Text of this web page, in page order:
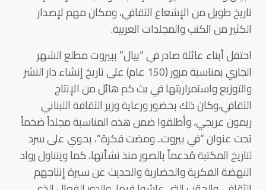
تاريخ طويل من الإشعاع الثقافي، ومكان مهم لإصدار
الكثير من الكتب والمجلدات العربية.
احتفل أبناء عائلة صادر في “بيال” ببيروت مطلع الشهر
الجاري بمناسبة مرور (150 عام) على تاريخ إنشاء دار النشر
والتوزيع واستمراريتها في بث كم هائل من الإنتاج
الثقافي،وكان ذلك بحضور ورعاية وزير الثقافة اللبناني
ريمون عريجي، وأطلقوا ضمن هذه المناسبة مجلداً ضخماً
تحت عنوان “في بيروت.. ومضت فكرة”، يحوي على سرد
لتاريخ المكتبة مُدعماً بالصور منذ نشأتها، كما ويتناول رواد
النهضة الفكرية والحضارية والحديث عن سيرة إنتاجهم